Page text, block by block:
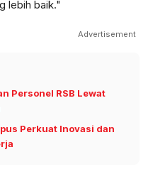
lebih baik."
Advertisement
Personel RSB Lewat
Perkuat Inovasi dan